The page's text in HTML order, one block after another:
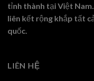
tỉnh thành tại Việt
liên kết rộng khắp tất
quốc.
LIÊN HỆ